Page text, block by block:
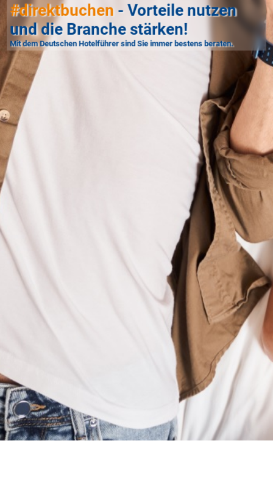
#direktbuchen - Vorteile nutzen
und die Branche stärken!
Mit dem Deutschen Hotelführer sind Sie immer bestens beraten.